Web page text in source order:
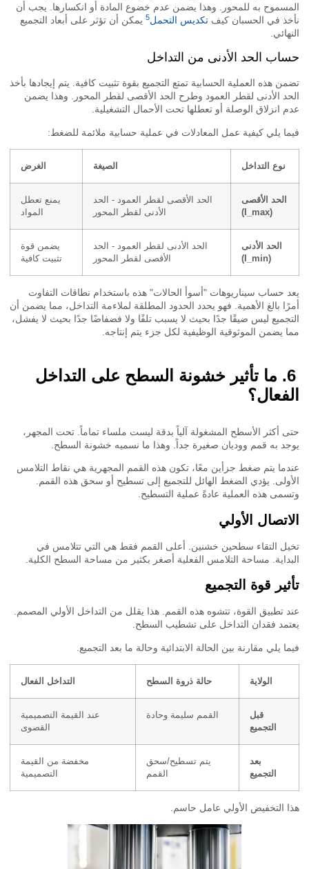
به للمحور. وهذا يضمن عدم خضوع المادة أو انكسارها. يجب أن
في الحسبان كيفتكديس التحمل5 يمكن أن تؤثر على أبعاد التجميع
الحد الأدنى من التداخل
هذه العملية الحسابية تمتع التجميع بقوة تثبيت كافية. يتم إيجادها بأخذ
الأدنى لقطر العمود وطرح الحد الأقصى لقطر المحور. وهذا يضمن
انزلاق الوصلة أو تعطلها تحت الأحمال التشغيلية.
يلي كيفية عمل المعادلات في عملية حسابية ملائمة للضغط:
نوع التداخل الصيغة الغرض
الحد الأقصى
الحد الأقصى لقطر العمود - الحد
الأدنى لقطر المحور
يمنع تعطل
الحد الأدنى
الحد الأدنى لقطر العمود - الحد
الأقصى لقطر المحور
يضمن قوة
تثبيت كافية
حساب سيناريوهات "أسوأ الحالات" هذه باستخدام نطاقات التفاوت
بالغ الأهمية. فهو يحدد الحدود المطلقة لملاءمة التداخل، مما يضمن أن
ليس ضيقًا جدًا بحيث لا يسبب تلفًا ولا فضفاضًا جدًا بحيث لا يفشل،
يضمن الموثوقية الوظيفية لكل جزء يتم إنتاجه.
ما تأثير خشونة السطح على التداخل
أكثر الأسطح المشغولة آلياً بدقة ليست ملساء تماماً. تحت المجهر،
به قمم ووديان صغيرة جداً. وهذا ما نسميه خشونة السطح.
يتم ضغط جزأين معًا، تكون هذه القمم المجهرية هي نقاط التلامس
يؤدي الضغط الهائل للتجميع إلى تسطيح أو سحق هذه القمم.
هذه العملية عادةً عملية التسطيح.
الأولي
التقاء سطحين خشنين. أعلى القمم فقط هي التي تتلامس في
مساحة التلامس الفعلية أصغر بكثير من مساحة السطح الكلية.
قوة التجميع
تطبيق القوة، تتشوه هذه القمم. هذا يقلل من التداخل الأولي المصمم.
فقدان التداخل على تشطيب السطح.
يلي مقارنة بين الحالة الابتدائية وحالة ما بعد التجميع.
حالة ذروة السطح التداخل الفعال
التجميع
القمم سليمة وحادة
عند القيمة التصميمية
القصوى
التجميع
يتم تسطيح/سحق
مخفضة من القيمة
التصميمية
التخفيض الأولي عامل حاسم.